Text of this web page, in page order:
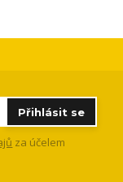
Přihlásit se
za účelem